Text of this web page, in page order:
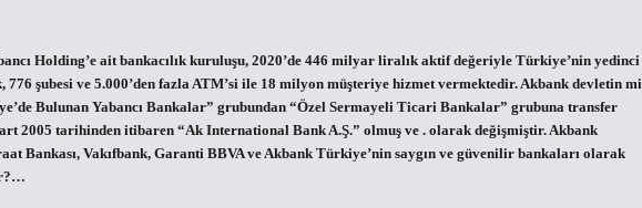
Holding’e ait bankacılık kuruluşu, 2020’de 446 milyar liralık aktif değeriyle Türkiye’nin yedinci
776 şubesi ve 5.000’den fazla ATM’si ile 18 milyon müşteriye hizmet vermektedir. Akbank devletin mi
Bulunan Yabancı Bankalar” grubundan “Özel Sermayeli Ticari Bankalar” grubuna transfer
2005 tarihinden itibaren “Ak International Bank A.Ş.” olmuş ve . olarak değişmiştir. Akbank
Bankası, Vakıfbank, Garanti BBVA ve Akbank Türkiye’nin saygın ve güvenilir bankaları olarak